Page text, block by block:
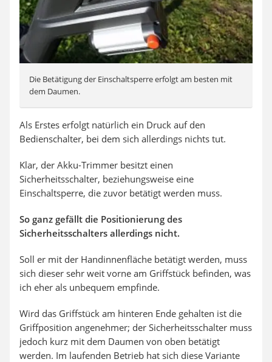
Die Betätigung der Einschaltsperre erfolgt am besten mit
dem Daumen.
Als Erstes erfolgt natürlich ein Druck auf den
Bedienschalter, bei dem sich allerdings nichts tut.
Klar, der Akku-Trimmer besitzt einen
Sicherheitsschalter, beziehungsweise eine
Einschaltsperre, die zuvor betätigt werden muss.
So ganz gefällt die Positionierung des
Sicherheitsschalters allerdings nicht.
Soll er mit der Handinnenfläche betätigt werden, muss
sich dieser sehr weit vorne am Griffstück befinden, was
ich eher als unbequem empfinde.
Wird das Griffstück am hinteren Ende gehalten ist die
Griffposition angenehmer; der Sicherheitsschalter muss
jedoch kurz mit dem Daumen von oben betätigt
werden. Im laufenden Betrieb hat sich diese Variante